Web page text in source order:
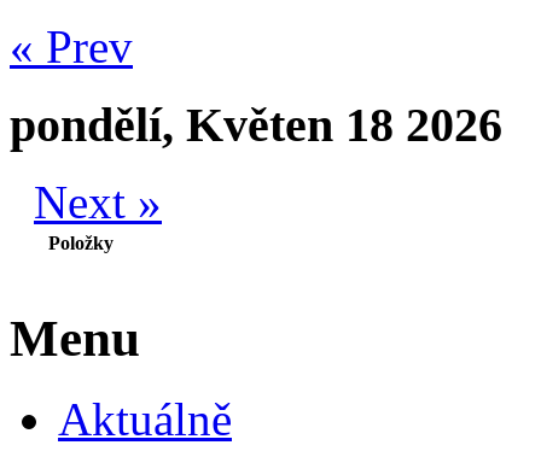
« Prev
pondělí, Květen 18 2026
Next »
Položky
Menu
Aktuálně